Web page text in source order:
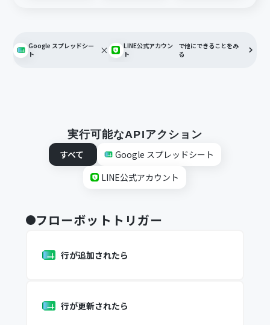
Google スプレッドシー
ト
×
LINE公式アカウン
ト
で他にできることをみ
る
実行可能なAPIアクション
すべて
Google スプレッドシート
LINE公式アカウント
フローボットトリガー
行が追加されたら
行が更新されたら